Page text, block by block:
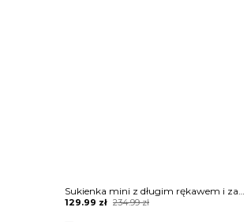
Sukienka mini z długim rękawem i zabudowanym dekoltem
234.99zł
Original
129.99 zł
Current